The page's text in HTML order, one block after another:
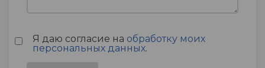
Я даю согласие на обработку моих
персональных данных.